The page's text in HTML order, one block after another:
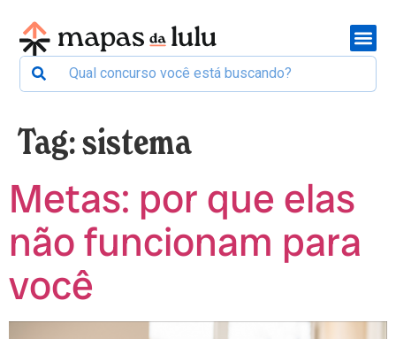
Tag:sistema
Metas: por que elas
não funcionam para
você